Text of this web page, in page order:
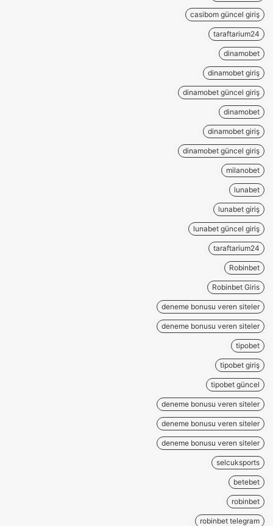
casibom güncel giriş
taraftarium24
dinamobet
dinamobet giriş
dinamobet güncel giriş
dinamobet
dinamobet giriş
dinamobet güncel giriş
milanobet
lunabet
lunabet giriş
lunabet güncel giriş
taraftarium24
Robinbet
Robinbet Giris
deneme bonusu veren siteler
deneme bonusu veren siteler
tipobet
tipobet giriş
tipobet güncel
deneme bonusu veren siteler
deneme bonusu veren siteler
deneme bonusu veren siteler
selcuksports
betebet
robinbet
robinbet telegram